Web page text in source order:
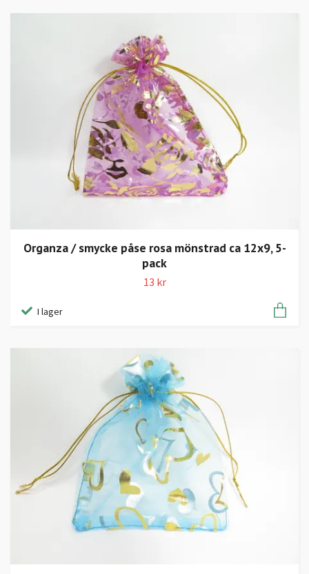
Organza / smycke påse rosa mönstrad ca 12x9, 5-
pack
13 kr
I lager